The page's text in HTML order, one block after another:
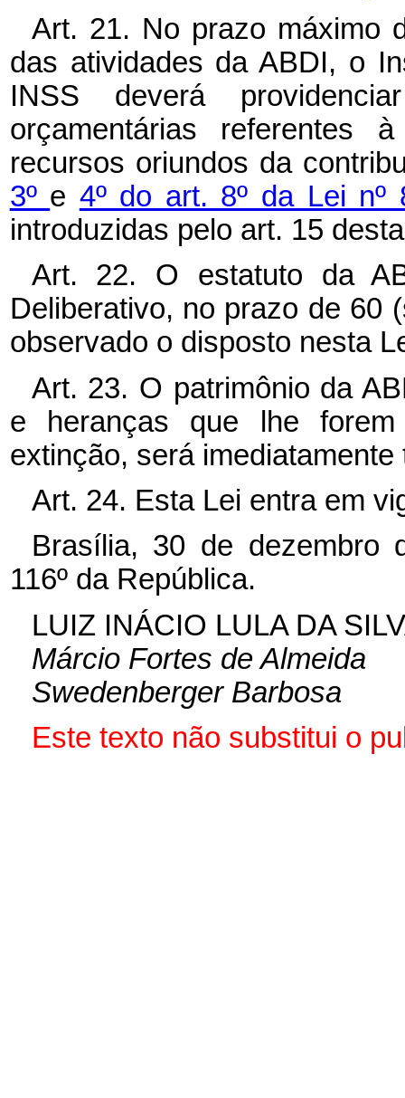
Art. 21. No prazo máximo
das atividades da ABDI, o
INSS deverá
orçamentárias referentes
recursos oriundos da
3º e 4º do art. 8º da Lei
introduzidas pelo art. 15
Art. 22. O estatuto da
Deliberativo, no prazo de 60
observado o disposto nesta
Art. 23. O patrimônio da
e heranças que lhe
extinção, será
Art. 24. Esta Lei entra em
Brasília, 30 de dezembro
116º da República.
LUIZ INÁCIO LULA DA
Márcio Fortes de Almeida
Swedenberger Barbosa
Este texto não substitui o